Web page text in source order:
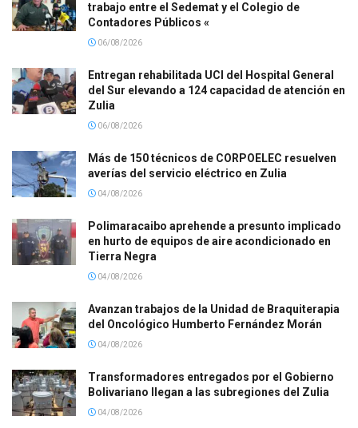
trabajo entre el Sedemat y el Colegio de
Contadores Públicos «
06/08/2026
Entregan rehabilitada UCI del Hospital General
del Sur elevando a 124 capacidad de atención en
Zulia
06/08/2026
Más de 150 técnicos de CORPOELEC resuelven
averías del servicio eléctrico en Zulia
04/08/2026
Polimaracaibo aprehende a presunto implicado
en hurto de equipos de aire acondicionado en
Tierra Negra
04/08/2026
Avanzan trabajos de la Unidad de Braquiterapia
del Oncológico Humberto Fernández Morán
04/08/2026
Transformadores entregados por el Gobierno
Bolivariano llegan a las subregiones del Zulia
04/08/2026